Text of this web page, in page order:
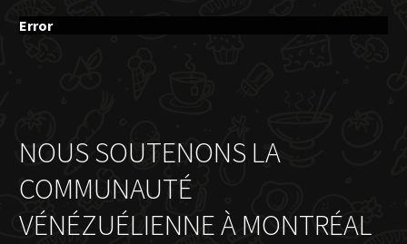
Error
NOUS SOUTENONS LA
COMMUNAUTÉ
VÉNÉZUÉLIENNE À MONTRÉAL